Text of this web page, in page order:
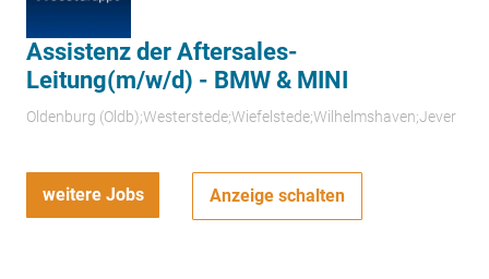
Assistenz der Aftersales-
Leitung(m/w/d) - BMW & MINI
Oldenburg (Oldb);Westerstede;Wiefelstede;Wilhelmshaven;Jever
weitere Jobs Anzeige schalten